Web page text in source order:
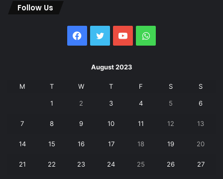
Follow Us
Facebook
Twitter YouTubeWhatsApp
August 2023
M T W T F S S
1 2 3 4 5 6
7 8 9 10 11 12 13
14 15 16 17 18 19 20
21 22 23 24 25 26 27